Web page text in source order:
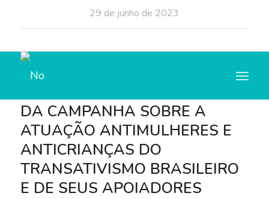
content/themes/enfold/config-templatebuilder/avia-
template-builder/php/asset-manager.class.phpon
29 de junho de 2023
BLOG
DA CAMPANHA SOBRE A
ATUAÇÃO ANTIMULHERES E
ANTICRIANÇAS DO
TRANSATIVISMO BRASILEIRO
E DE SEUS APOIADORES